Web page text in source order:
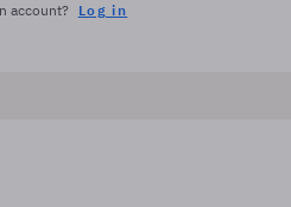
account? Log in